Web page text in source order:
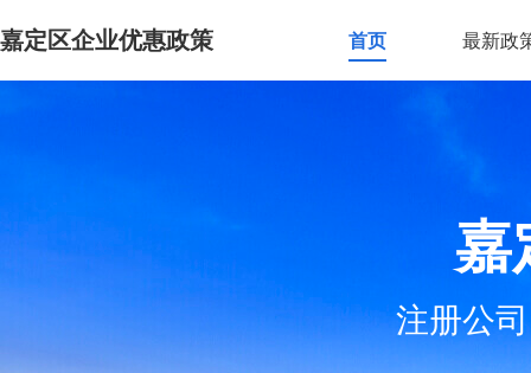
嘉定区企业优惠政策 首页 最新政
嘉
注册公